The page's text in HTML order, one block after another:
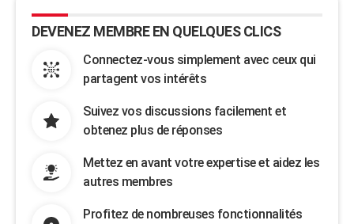
DEVENEZ MEMBRE EN QUELQUES CLICS
Connectez-vous simplement avec ceux qui
partagent vos intérêts
Suivez vos discussions facilement et
obtenez plus de réponses
Mettez en avant votre expertise et aidez les
autres membres
Profitez de nombreuses fonctionnalités